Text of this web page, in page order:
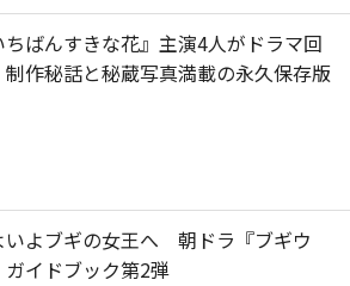
ちばんすきな花』主演4人がドラマ回
作秘話と秘蔵写真満載の永久保存版
いよブギの女王へ 朝ドラ『ブギウ
ガイドブック第2弾